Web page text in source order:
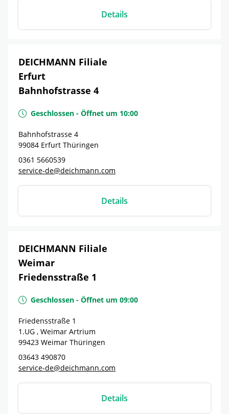
Details
DEICHMANN Filiale
Erfurt
Bahnhofstrasse 4
Geschlossen - Öffnet um 10:00
Bahnhofstrasse 4
99084 Erfurt Thüringen
0361 5660539
service-de@deichmann.com
Details
DEICHMANN Filiale
Weimar
Friedensstraße 1
Geschlossen - Öffnet um 09:00
Friedensstraße 1
1.UG , Weimar Artrium
99423 Weimar Thüringen
03643 490870
service-de@deichmann.com
Details